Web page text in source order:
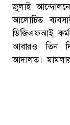
জুলাই
আলোচিত
ডিজিএফআই
আবারও তিন
আদালত। মামলার
নতুন করে সাত